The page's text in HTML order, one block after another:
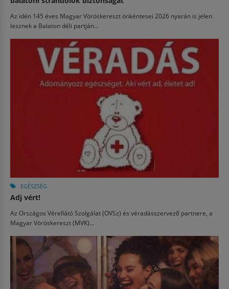
Az idén 145 éves Magyar Vöröskereszt önkéntesei 2026 nyarán is jelen
lesznek a Balaton déli partján...
EGÉSZSÉG
Adj vért!
Az Országos Vérellátó Szolgálat (OVSz) és véradásszervező partnere, a
Magyar Vöröskereszt (MVK)...